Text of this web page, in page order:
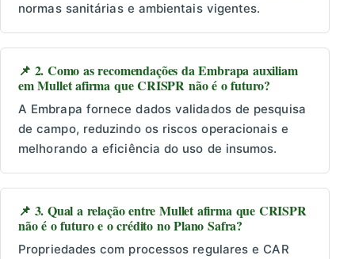
normas sanitárias e ambientais vigentes.
📌 2. Como as recomendações da Embrapa auxiliam
em Mullet afirma que CRISPR não é o futuro?
A Embrapa fornece dados validados de pesquisa
de campo, reduzindo os riscos operacionais e
melhorando a eficiência do uso de insumos.
📌 3. Qual a relação entre Mullet afirma que CRISPR
não é o futuro e o crédito no Plano Safra?
Propriedades com processos regulares e CAR